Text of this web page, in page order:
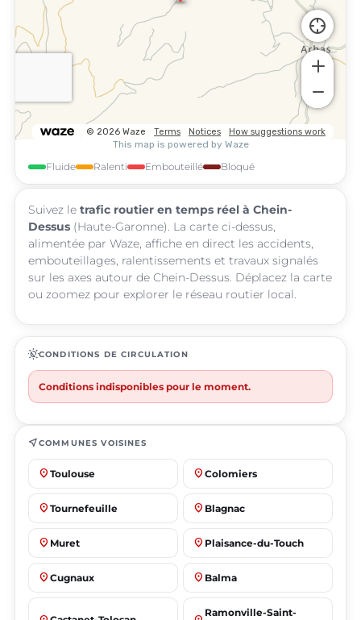
Fluide Ralenti Embouteillé Bloqué
Suivez le trafic routier en temps réel à Chein-
Dessus (Haute-Garonne). La carte ci-dessus,
alimentée par Waze, affiche en direct les accidents,
embouteillages, ralentissements et travaux signalés
sur les axes autour de Chein-Dessus. Déplacez la carte
ou zoomez pour explorer le réseau routier local.
routineCONDITIONS DE CIRCULATION
Conditions indisponibles pour le moment.
near_meCOMMUNES VOISINES
place Toulouse place Colomiers
place Tournefeuille place Blagnac
place Muret place Plaisance-du-Touch
place Cugnaux place Balma
Ramonville-Saint-